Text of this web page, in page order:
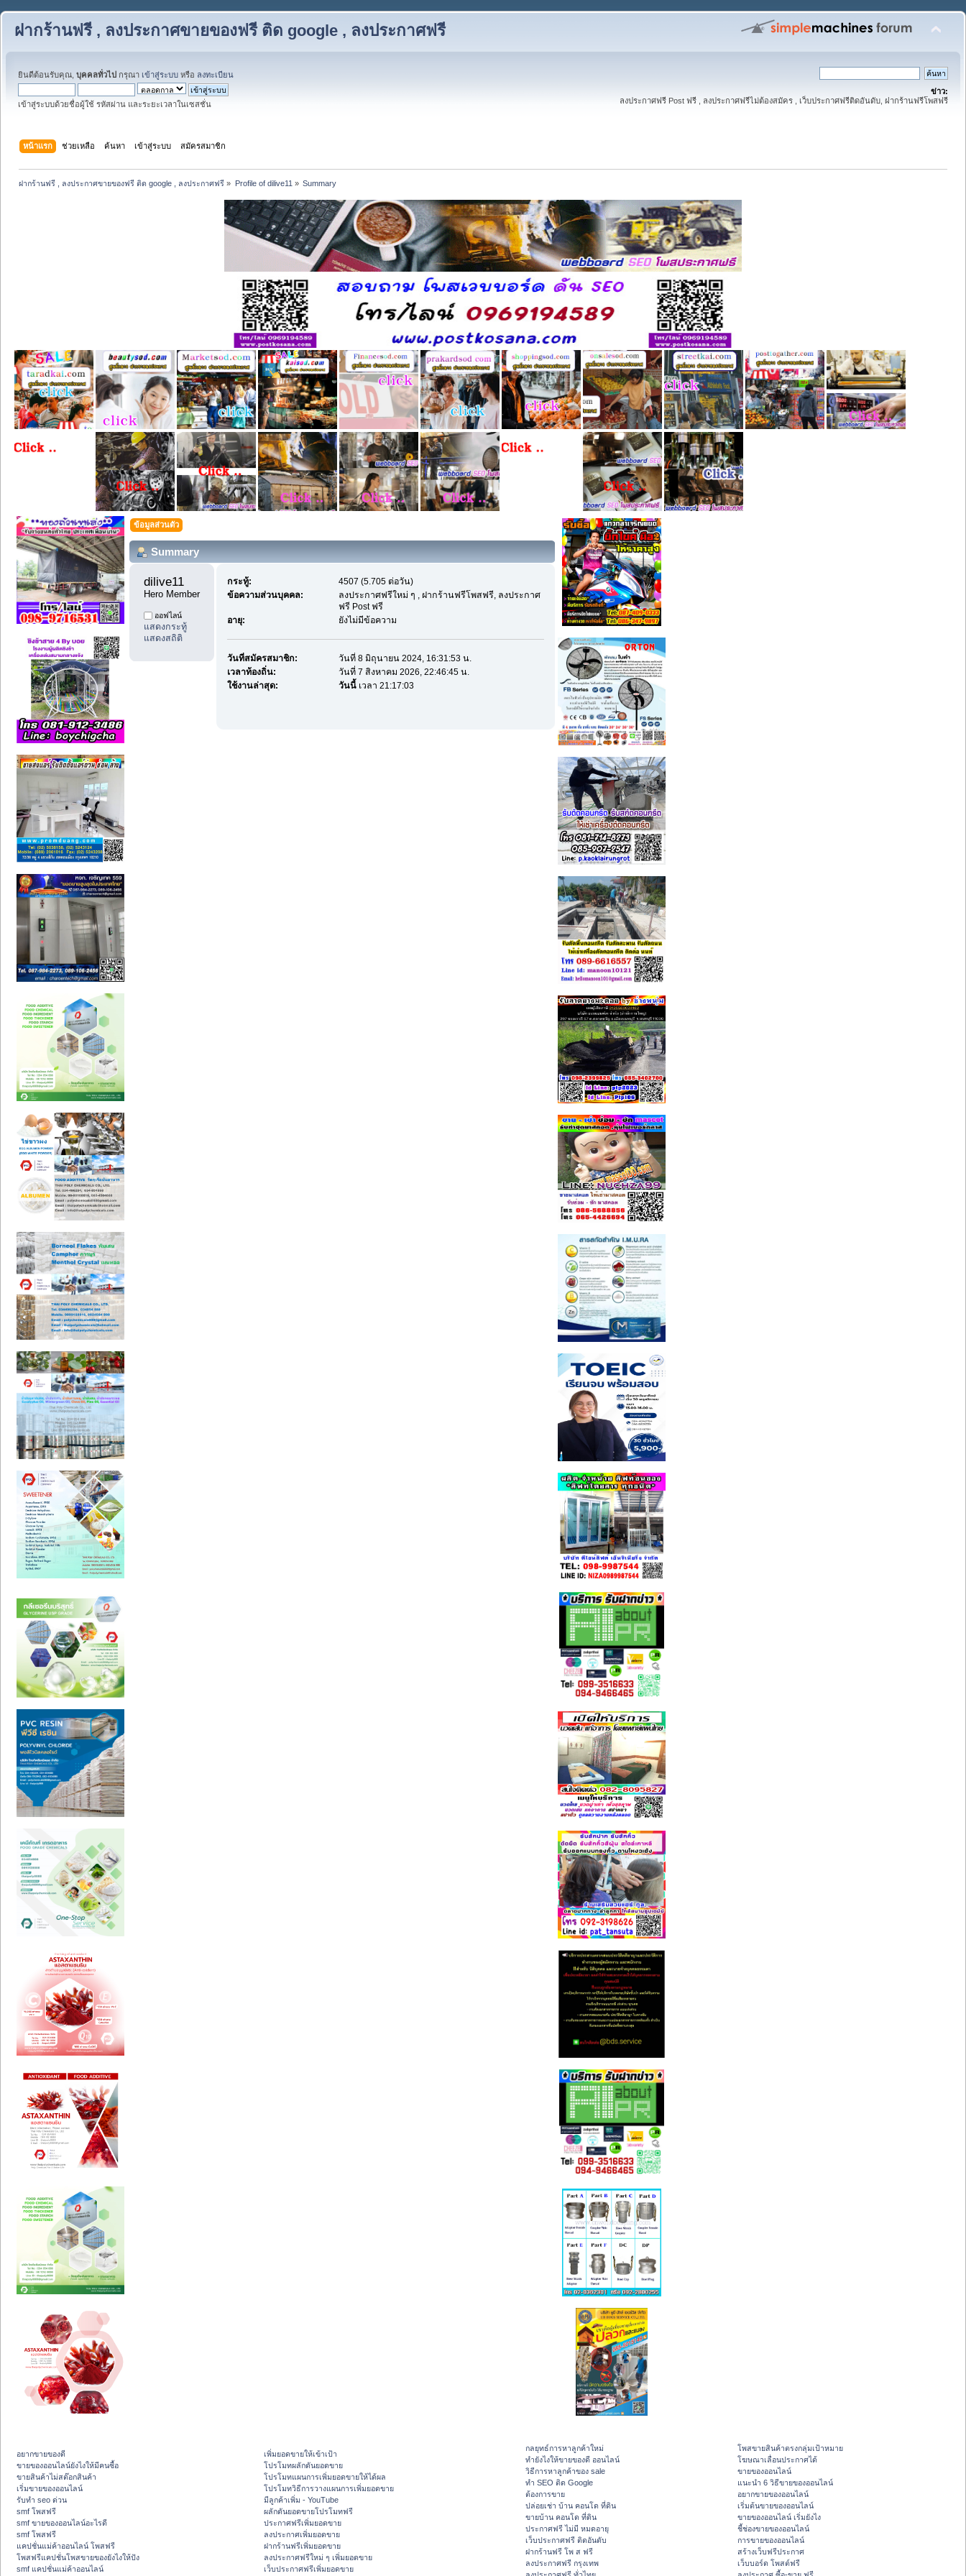
ฝากร้านฟรี , ลงประกาศขายของฟรี ติด google , ลงประกาศฟรี
ยินดีต้อนรับคุณ, บุคคลทั่วไป กรุณา เข้าสู่ระบบ หรือ ลงทะเบียน
เข้าสู่ระบบด้วยชื่อผู้ใช้ รหัสผ่าน และระยะเวลาในเซสชั่น
ข่าว:
ลงประกาศฟรี Post ฟรี , ลงประกาศฟรีไม่ต้องสมัคร , เว็บประกาศฟรีติดอันดับ, ฝากร้านฟรีโพสฟรี
หน้าแรก ช่วยเหลือ ค้นหา เข้าสู่ระบบ สมัครสมาชิก
ฝากร้านฟรี , ลงประกาศขายของฟรี ติด google , ลงประกาศฟรี » Profile of dilive11 » Summary
ข้อมูลส่วนตัว
Summary
dilive11
Hero Member
ออฟไลน์
แสดงกระทู้
แสดงสถิติ
กระทู้:
4507 (5.705 ต่อวัน)
ข้อความส่วนบุคคล:
ลงประกาศฟรีใหม่ ๆ , ฝากร้านฟรีโพสฟรี, ลงประกาศ
ฟรี Post ฟรี
อายุ:
ยังไม่มีข้อความ
วันที่สมัครสมาชิก:
วันที่ 8 มิถุนายน 2024, 16:31:53 น.
เวลาท้องถิ่น:
วันที่ 7 สิงหาคม 2026, 22:46:45 น.
ใช้งานล่าสุด:
วันนี้เวลา 21:17:03
อยากขายของดี
ขายของออนไลน์ยังไงให้มีคนซื้อ
ขายสินค้าไม่สต๊อกสินค้า
เริ่มขายของออนไลน์
รับทำ seo ด่วน
smf โพสฟรี
smf ขายของออนไลน์อะไรดี
smf โพสฟรี
แคปชั่นแม่ค้าออนไลน์ โพสฟรี
โพสฟรีแคปชั่นโพสขายของยังไงให้ปัง
smf แคปชั่นแม่ค้าออนไลน์
เพิ่มยอดขายให้เข้าเป้า
โปรโมทผลักดันยอดขาย
โปรโมทแผนการเพิ่มยอดขายให้ได้ผล
โปรโมทวิธีการวางแผนการเพิ่มยอดขาย
มีลูกค้าเพิ่ม - YouTube
ผลักดันยอดขายโปรโมทฟรี
ประกาศฟรีเพิ่มยอดขาย
ลงประกาศเพิ่มยอดขาย
ฝากร้านฟรีเพิ่มยอดขาย
ลงประกาศฟรีใหม่ ๆ เพิ่มยอดขาย
เว็บประกาศฟรีเพิ่มยอดขาย
กลยุทธ์การหาลูกค้าใหม่
ทํายังไงให้ขายของดี ออนไลน์
วิธีการหาลูกค้าของ sale
ทำ SEO ติด Google
ต้องการขาย
ปล่อยเช่า บ้าน คอนโด ที่ดิน
ขายบ้าน คอนโด ที่ดิน
ประกาศฟรี ไม่มี หมดอายุ
เว็บประกาศฟรี ติดอันดับ
ฝากร้านฟรี โพ ส ฟรี
ลงประกาศฟรี กรุงเทพ
โพสขายสินค้าตรงกลุ่มเป้าหมาย
โฆษณาเลื่อนประกาศได้
ขายของออนไลน์
แนะนำ 6 วิธีขายของออนไลน์
อยากขายของออนไลน์
เริ่มต้นขายของออนไลน์
ขายของออนไลน์ เริ่มยังไง
ชี้ช่องขายของออนไลน์
การขายของออนไลน์
สร้างเว็บฟรีประกาศ
เว็บบอร์ด โพสต์ฟรี